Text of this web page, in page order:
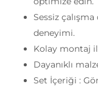
Sessiz
deneyimi.
Kolay montaj
Dayanıklı
Set İçeriği :